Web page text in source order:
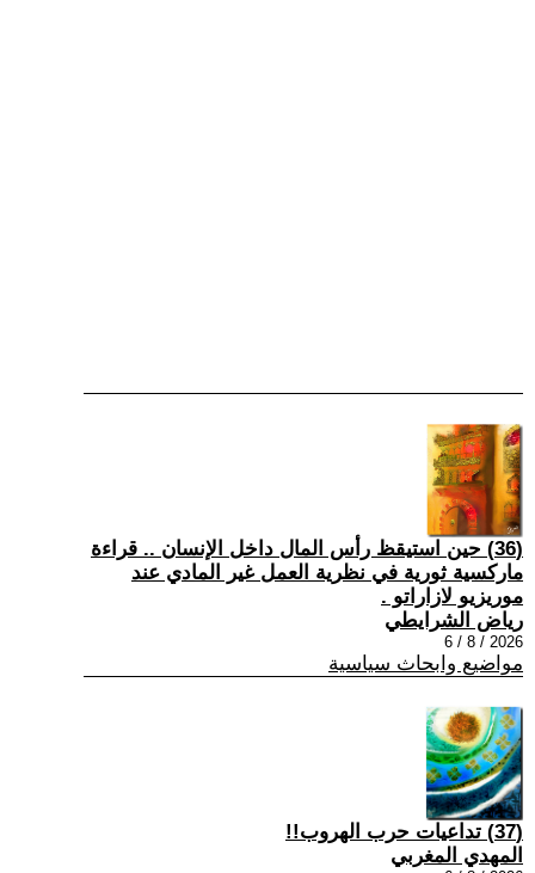
(36) حين استيقظ رأس المال داخل الإنسان .. قراءة
ماركسية ثورية في نظرية العمل غير المادي عند
موريزيو لازاراتو .
رياض الشرايطي
2026 / 8 / 6
مواضيع وابحاث سياسية
(37) تداعيات حرب الهروب!!
المهدي المغربي